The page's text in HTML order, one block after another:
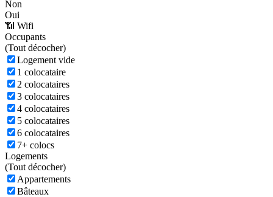
Non
Oui
📶 Wifi
Occupants
(Tout décocher)
Logement vide
1 colocataire
2 colocataires
3 colocataires
4 colocataires
5 colocataires
6 colocataires
7+ colocs
Logements
(Tout décocher)
Appartements
Bâteaux